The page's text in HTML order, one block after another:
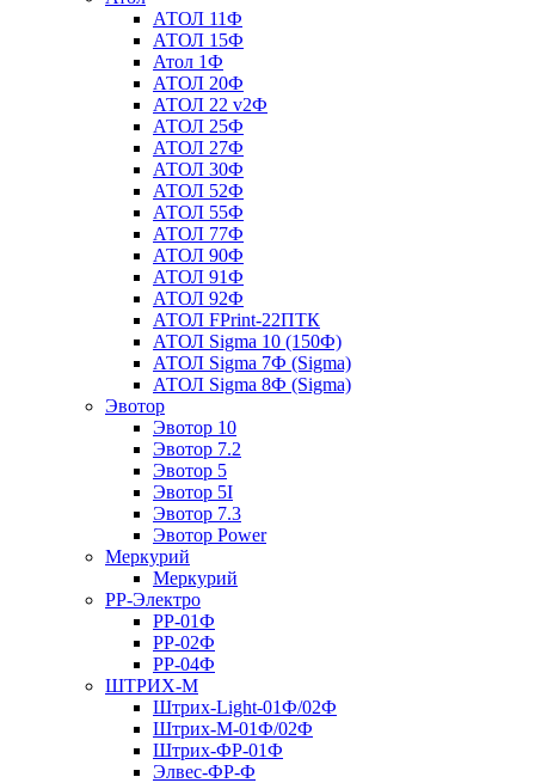
АТОЛ 11Ф
АТОЛ 15Ф
Атол 1Ф
АТОЛ 20Ф
АТОЛ 22 v2Ф
АТОЛ 25Ф
АТОЛ 27Ф
АТОЛ 30Ф
АТОЛ 52Ф
АТОЛ 55Ф
АТОЛ 77Ф
АТОЛ 90Ф
АТОЛ 91Ф
АТОЛ 92Ф
АТОЛ FPrint-22ПТК
АТОЛ Sigma 10 (150Ф)
АТОЛ Sigma 7Ф (Sigma)
АТОЛ Sigma 8Ф (Sigma)
Эвотор
Эвотор 10
Эвотор 7.2
Эвотор 5
Эвотор 5I
Эвотор 7.3
Эвотор Power
Меркурий
Меркурий
РР-Электро
РР-01Ф
РР-02Ф
РР-04Ф
ШТРИХ-М
Штрих-Light-01Ф/02Ф
Штрих-М-01Ф/02Ф
Штрих-ФР-01Ф
Элвес-ФР-Ф